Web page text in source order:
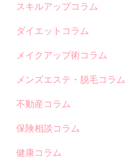
スキルアップコラム
ダイエットコラム
メイクアップ術コラム
メンズエステ・脱毛コラム
不動産コラム
保険相談コラム
健康コラム